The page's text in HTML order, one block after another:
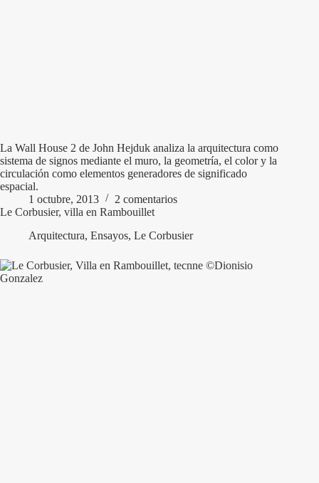
La Wall House 2 de John Hejduk analiza la arquitectura como
sistema de signos mediante el muro, la geometría, el color y la
circulación como elementos generadores de significado
espacial.
1 octubre, 2013
2 comentarios
Le Corbusier, villa en Rambouillet
Arquitectura, Ensayos, Le Corbusier